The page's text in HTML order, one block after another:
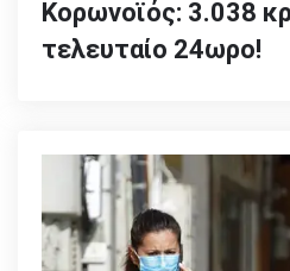
Κορωνοϊός: 3.038
τελευταίο 24ωρο!